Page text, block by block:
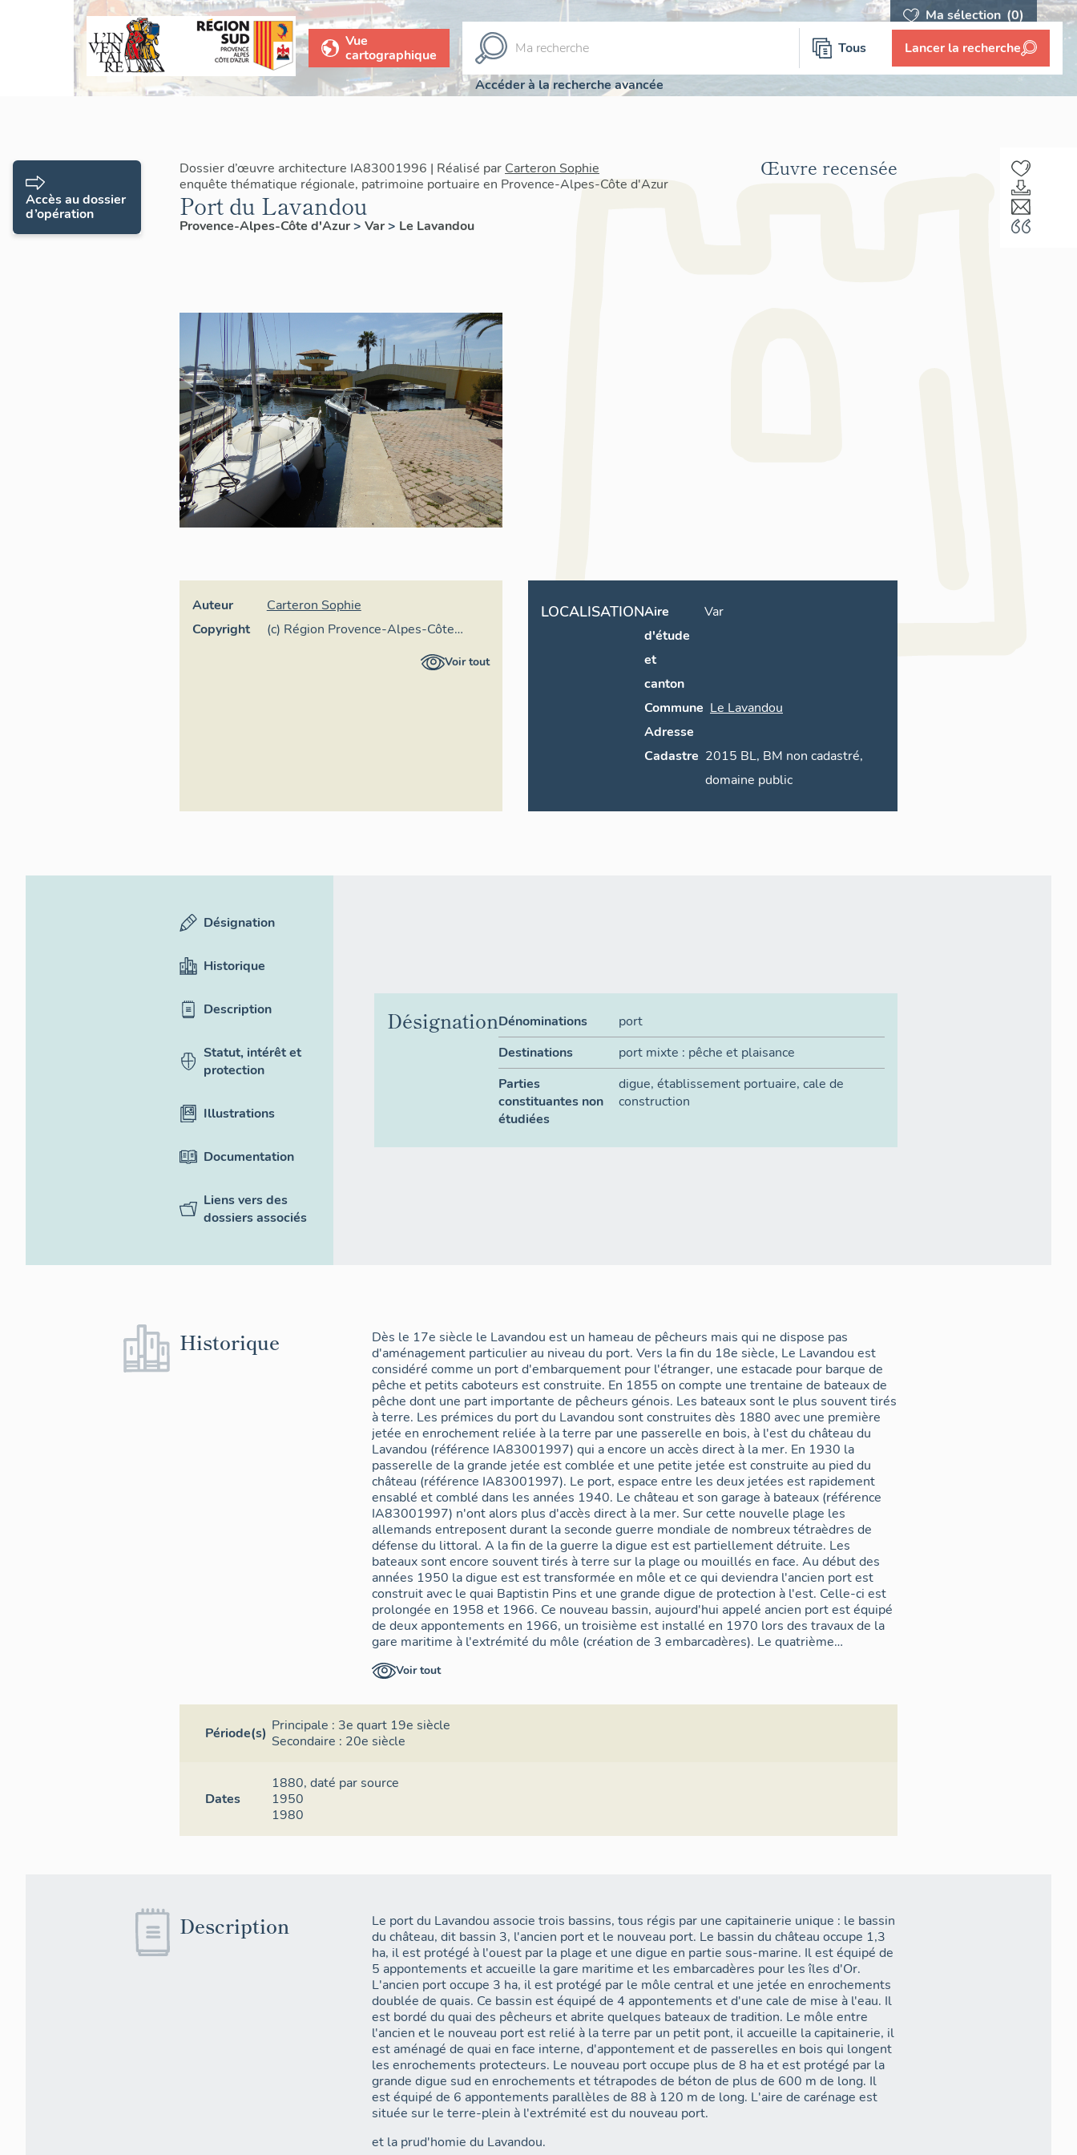
Ma sélection (0)
Vue
cartographique
Tous Lancer la recherche
Accéder à la recherche avancée
Dossier d’œuvre architecture IA83001996 | Réalisé par Carteron Sophie
enquête thématique régionale, patrimoine portuaire en Provence-Alpes-Côte d'Azur
Port du Lavandou
Provence-Alpes-Côte d'Azur> Var> Le Lavandou
Œuvre recensée
Auteur
Carteron Sophie
Copyright
(c) Région Provence-Alpes-Côte
Voir tout
LOCALISATIONAire
d'étude
et
canton
Var
Commune Le Lavandou
Adresse
Cadastre 2015 BL, BM non cadastré,
domaine public
Accès au dossier
d’opération
Désignation
Historique
Description
Statut, intérêt et
protection
Illustrations
Documentation
Liens vers des
dossiers associés
DésignationDénominations
port
Destinations
port mixte : pêche et plaisance
Parties
constituantes non
étudiées
digue,établissement portuaire,cale de
construction
Historique
Dès le 17e siècle le Lavandou est un hameau de pêcheurs mais qui ne dispose pas
d'aménagement particulier au niveau du port. Vers la fin du 18e siècle, Le Lavandou est
considéré comme un port d'embarquement pour l'étranger, une estacade pour barque de
pêche et petits caboteurs est construite. En 1855 on compte une trentaine de bateaux de
pêche dont une part importante de pêcheurs génois. Les bateaux sont le plus souvent tirés
à terre. Les prémices du port du Lavandou sont construites dès 1880 avec une première
jetée en enrochement reliée à la terre par une passerelle en bois, à l'est du château du
Lavandou (référence IA83001997) qui a encore un accès direct à la mer. En 1930 la
passerelle de la grande jetée est comblée et une petite jetée est construite au pied du
château (référence IA83001997). Le port, espace entre les deux jetées est rapidement
ensablé et comblé dans les années 1940. Le château et son garage à bateaux (référence
IA83001997) n'ont alors plus d'accès direct à la mer. Sur cette nouvelle plage les
allemands entreposent durant la seconde guerre mondiale de nombreux tétraèdres de
défense du littoral. A la fin de la guerre la digue est est partiellement détruite. Les
bateaux sont encore souvent tirés à terre sur la plage ou mouillés en face. Au début des
années 1950 la digue est est transformée en môle et ce qui deviendra l'ancien port est
construit avec le quai Baptistin Pins et une grande digue de protection à l'est. Celle-ci est
prolongée en 1958 et 1966. Ce nouveau bassin, aujourd'hui appelé ancien port est équipé
de deux appontements en 1966, un troisième est installé en 1970 lors des travaux de la
gare maritime à l'extrémité du môle (création de 3 embarcadères). Le quatrième
sont à l'étude. Au début des années 1980, les travaux du nouveau port commencent avec
môle central avec la construction de la capitainerie. Les bateaux sont accueillis dès 1982 le
long des 6 appontements, mais la fin des travaux et l'inauguration du nouveau port
n'auront lieu qu'en 1986 (date portée sur une plaque commémorative). Entre 1987 et
est construit en 1989 sur le môle même si l'institution existe depuis le début du 19e
lieu plus adapté, à côté de la cale de mise à l'eau.
Voir tout
Période(s) Principale : 3e quart 19e siècle
Secondaire : 20e siècle
Dates
1880,daté par source
1950
1980
Description
Le port du Lavandou associe trois bassins, tous régis par une capitainerie unique : le bassin
du château, dit bassin 3, l'ancien port et le nouveau port. Le bassin du château occupe 1,3
ha, il est protégé à l'ouest par la plage et une digue en partie sous-marine. Il est équipé de
5 appontements et accueille la gare maritime et les embarcadères pour les îles d'Or.
L'ancien port occupe 3 ha, il est protégé par le môle central et une jetée en enrochements
doublée de quais. Ce bassin est équipé de 4 appontements et d'une cale de mise à l'eau. Il
est bordé du quai des pêcheurs et abrite quelques bateaux de tradition. Le môle entre
l'ancien et le nouveau port est relié à la terre par un petit pont, il accueille la capitainerie, il
est aménagé de quai en face interne, d'appontement et de passerelles en bois qui longent
les enrochements protecteurs. Le nouveau port occupe plus de 8 ha et est protégé par la
grande digue sud en enrochements et tétrapodes de béton de plus de 600 m de long. Il
est équipé de 6 appontements parallèles de 88 à 120 m de long. L'aire de carénage est
située sur le terre-plein à l'extrémité est du nouveau port.
et la prud'homie du Lavandou.